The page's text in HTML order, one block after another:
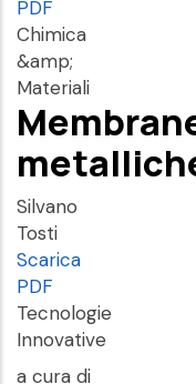
PDF
Chimica
&amp;
Materiali
Silvano
Tosti
Scarica
PDF
Tecnologie
Innovative
a cura di